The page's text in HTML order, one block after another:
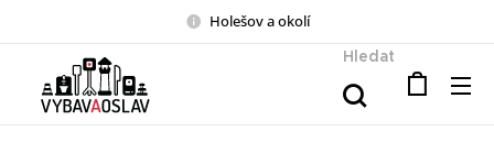
Holešov a okolí
Hledat